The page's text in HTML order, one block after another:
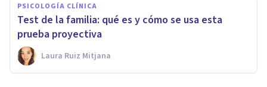
PSICOLOGÍA CLÍNICA
Test de la familia: qué es y cómo se usa esta
prueba proyectiva
Laura Ruiz Mitjana